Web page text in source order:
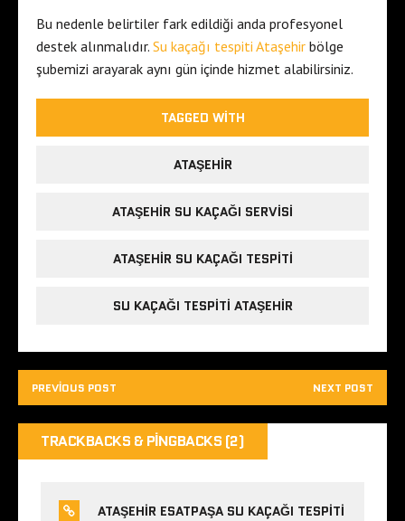
Bu nedenle belirtiler fark edildiği anda profesyonel
destek alınmalıdır. Su kaçağı tespiti Ataşehir bölge
şubemizi arayarak aynı gün içinde hizmet alabilirsiniz.
TAGGED WITH
ATAŞEHIR
ATAŞEHIR SU KAÇAĞI SERVISI
ATAŞEHIR SU KAÇAĞI TESPITI
SU KAÇAĞI TESPITI ATAŞEHIR
PREVIOUS POST NEXT POST
TRACKBACKS & PINGBACKS (2)
ATAŞEHIR ESATPAŞA SU KAÇAĞI TESPITI